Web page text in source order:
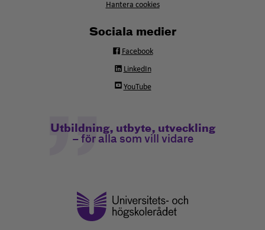
Hantera cookies
Sociala medier
Facebook
LinkedIn
YouTube
Utbildning, utbyte, utveckling
– för alla som vill vidare